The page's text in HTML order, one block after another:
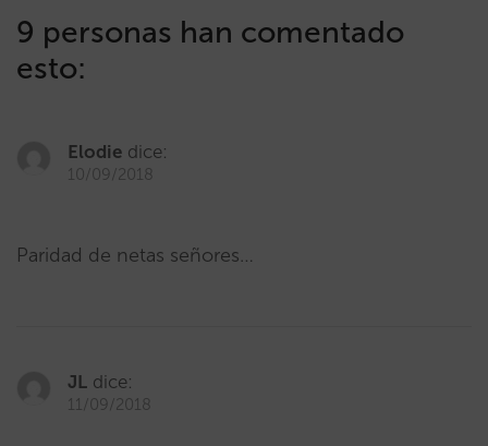
9 personas han comentado
esto:
Elodie dice:
10/09/2018
Paridad de netas señores…
JL dice:
11/09/2018